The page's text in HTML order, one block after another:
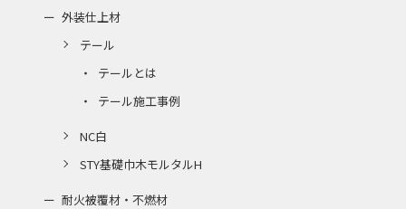
外装仕上材
テール
テールとは
テール施工事例
NC白
STY基礎巾木モルタルH
耐火被覆材・不燃材